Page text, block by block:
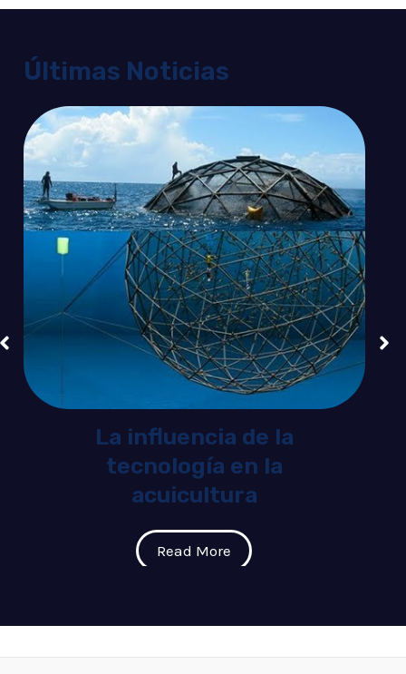
Últimas Noticias
La influencia de la
tecnología en la
acuicultura
Read More